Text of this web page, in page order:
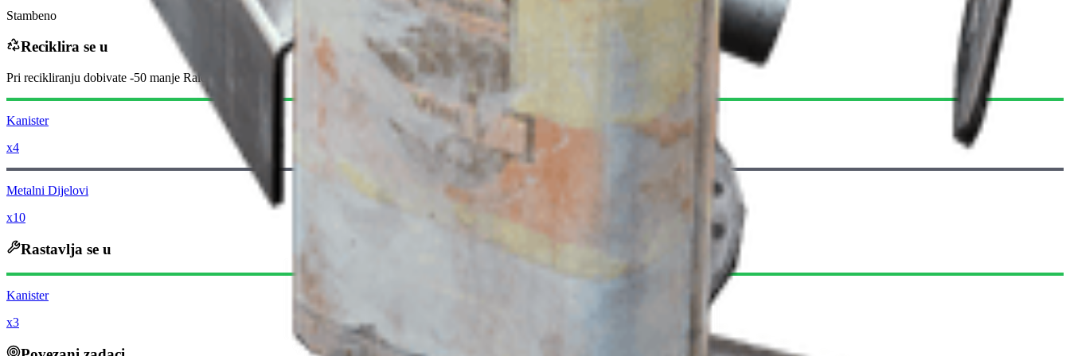
Stambeno
Reciklira se u
Pri recikliranju dobivate -50 manje Raider novčića
Kanister
x4
Metalni Dijelovi
x10
Rastavlja se u
Kanister
x3